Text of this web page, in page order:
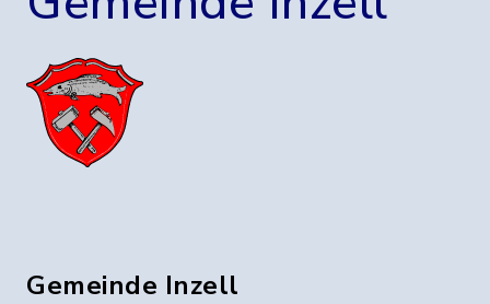
Gemeinde Inzell